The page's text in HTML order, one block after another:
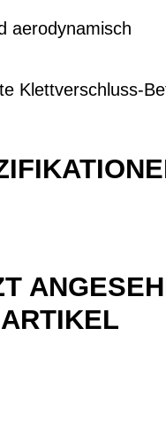
aerodynamisch
Klettverschluss-
ARTIKEL